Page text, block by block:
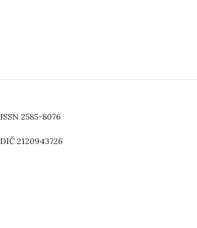
ISSN 2585-8076
DIČ 2120943726